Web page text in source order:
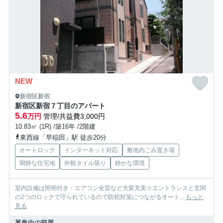
NEW
新宿区新宿
新宿区新宿７丁目のアパート
5.6万円 管理/共益費3,000円
10.83㎡ (1R) /築16年 /2階建
東西線「早稲田」駅 徒歩20分
オートロック インターネット対応
敷地内ごみ置き場
閑静な住宅地
外観タイル張り 静かな環境
室内設備は照明付き・エアコン全室など大変充実☆エントランスと玄関
の2つのロックで守られているので防犯対策につながるオート...
もっと
見る